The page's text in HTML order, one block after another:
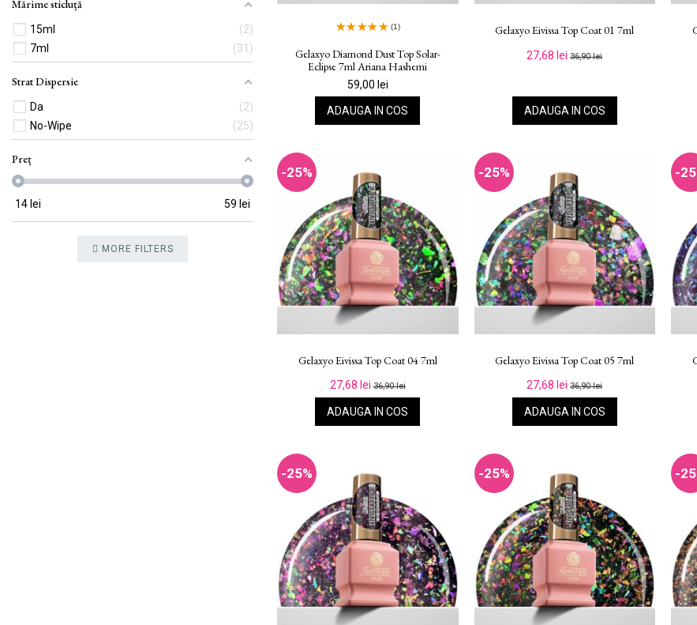
(1)
Gelaxyo Diamond Dust Top Solar-
Eclipse 7ml Ariana Hashemi
59,00 lei
ADAUGA IN COS
Gelaxyo Eivissa Top Coat 01 7ml
27,68 lei36,90 lei
ADAUGA IN COS
-25%
Gelaxyo Eivissa Top Coat 04 7ml
27,68 lei36,90 lei
ADAUGA IN COS
-25%
Gelaxyo Eivissa Top Coat 05 7ml
27,68 lei36,90 lei
ADAUGA IN COS
-
-25% -25% -
Mărime sticluță
15ml
2
7ml
31
Strat Dispersie
Da
2
No-Wipe
25
Preț
14 lei 59 lei
MORE FILTERS